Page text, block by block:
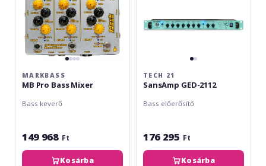
MARKBASS
MB Pro Bass Mixer
Bass keverő
149 968 Ft
Kosárba
TECH 21
SansAmp GED-2112
Bass előerősítő
176 295 Ft
Kosárba